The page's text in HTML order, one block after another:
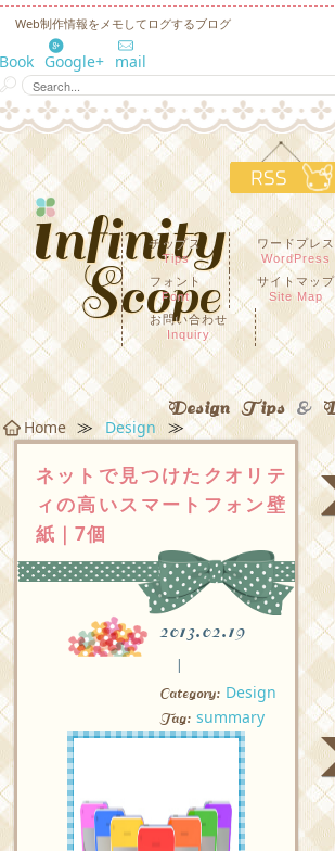
Web制作情報をメモしてログするブログ
Google+ mail
チップス
Tips
ワードプレス
WordPress
フォント
Font
サイトマップ
Site Map
お問い合わせ
Inquiry
Design Tips &
Home ≫ Design ≫
ネットで見つけたクオリテ
ィの高いスマートフォン壁
紙｜7個
2013.02.19
Category: Design
Tag: summary